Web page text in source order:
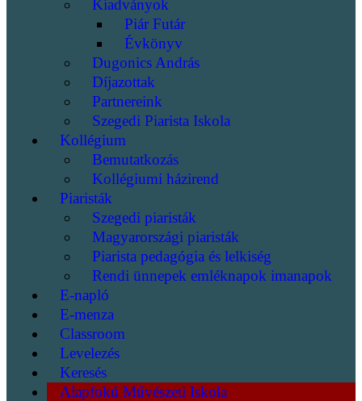
Kiadványok
Piár Futár
Évkönyv
Dugonics András
Díjazottak
Partnereink
Szegedi Piarista Iskola
Kollégium
Bemutatkozás
Kollégiumi házirend
Piaristák
Szegedi piaristák
Magyarországi piaristák
Piarista pedagógia és lelkiség
Rendi ünnepek emléknapok imanapok
E-napló
E-menza
Classroom
Levelezés
Keresés
Alapfokú Művészeti Iskola